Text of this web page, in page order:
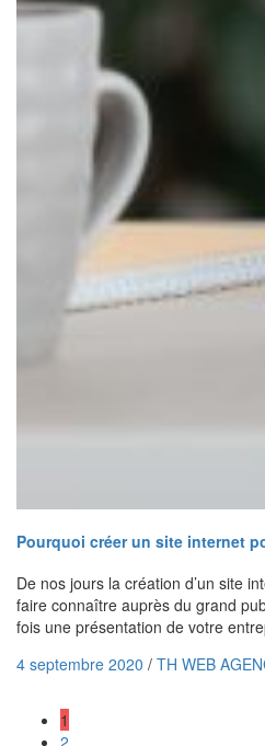
Pourquoi créer un site internet
De nos jours la création d’un site
faire connaître auprès du grand
fois une présentation de votre
4 septembre 2020 / TH WEB
1